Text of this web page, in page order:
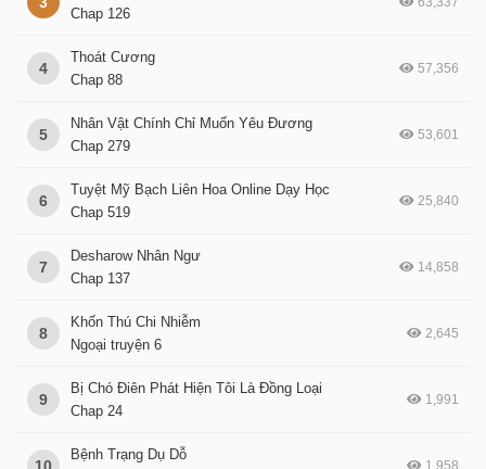
Chap 126
4
Thoát Cương
Chap 88
57,356
5
Nhân Vật Chính Chỉ Muốn Yêu Đương
Chap 279
53,601
6
Tuyệt Mỹ Bạch Liên Hoa Online Dạy Học
Chap 519
25,840
7
Desharow Nhân Ngư
Chap 137
14,858
8
Khốn Thú Chi Nhiễm
Ngoại truyện 6
2,645
9
Bị Chó Điên Phát Hiện Tôi Là Đồng Loại
Chap 24
1,991
Bệnh Trạng Dụ Dỗ
1,958